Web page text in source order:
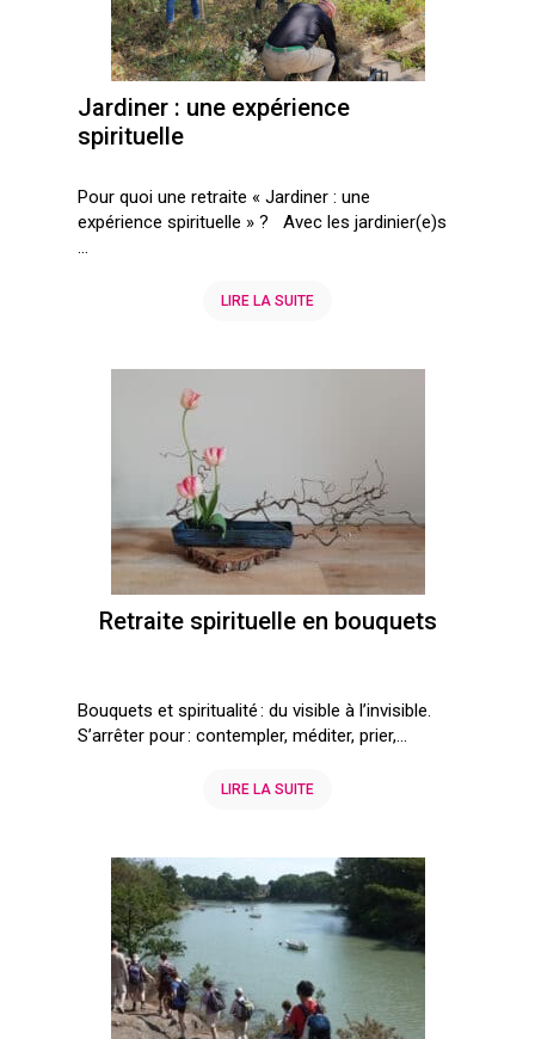
Jardiner : une expérience
spirituelle
Pour quoi une retraite « Jardiner : une
expérience spirituelle » ? Avec les jardinier(e)s
...
LIRE LA SUITE
Retraite spirituelle en bouquets
Bouquets et spiritualité : du visible à l’invisible.
S’arrêter pour : contempler, méditer, prier,...
LIRE LA SUITE